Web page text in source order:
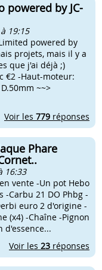
powered by JC-
19:15
powered by
projets, mais il y a
que j'ai déjà ;)
€2 -Haut-moteur:
~~>
Voir les 779 réponses
Phare
16:33
vente -Un pot Hebo
-Carbu 21 DO Phbg -
euro 2 d'origine -
(x4) -Chaîne -Pignon
d'essence...
Voir les 23 réponses